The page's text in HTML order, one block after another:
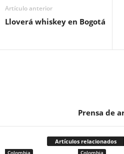
Artículo anterior
Lloverá whiskey en Bogotá
Prensa de
Artículos relacionados
Colombia Colombia